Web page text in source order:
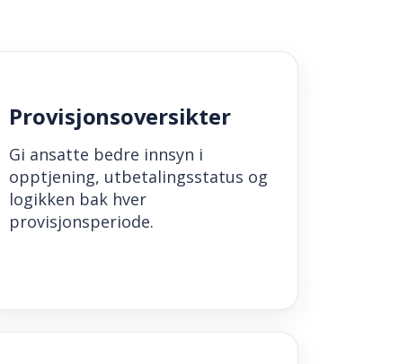
Provisjonsoversikter
Gi ansatte bedre innsyn i
opptjening, utbetalingsstatus og
logikken bak hver
provisjonsperiode.